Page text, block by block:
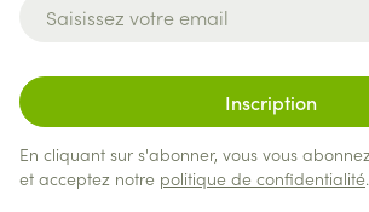
Inscription
En cliquant sur s'abonner, vous vous
et acceptez notre politique de confidentialité.